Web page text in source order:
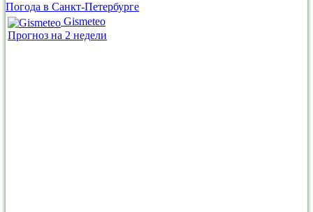
Погода в Санкт-Петербурге
Gismeteo
Прогноз на 2 недели